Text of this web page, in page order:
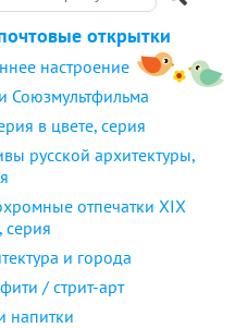
открытки
настроение
Союзмультфильма
в цвете, серия
русской архитектуры,
отпечатки XIX
серия
и города
/ стрит-арт
напитки